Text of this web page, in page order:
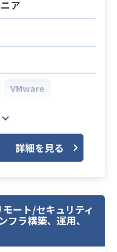
ア
VMware
Linux運用保守支援
す。
方を希望していま
話しいたします。
詳細を見る
ート/セキュリティ
フラ構築、運用、